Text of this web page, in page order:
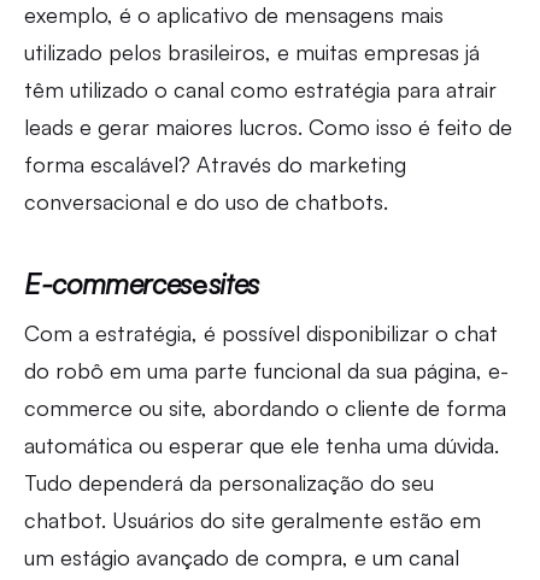
exemplo, é o aplicativo de mensagens mais
utilizado pelos brasileiros, e muitas empresas já
têm utilizado o canal como estratégia para atrair
leads e gerar maiores lucros. Como isso é feito de
forma escalável? Através do marketing
conversacional e do uso de chatbots.
E-commercesesites
Com a estratégia, é possível disponibilizar o chat
do robô em uma parte funcional da sua página, e-
commerce ou site, abordando o cliente de forma
automática ou esperar que ele tenha uma dúvida.
Tudo dependerá da personalização do seu
chatbot. Usuários do site geralmente estão em
um estágio avançado de compra, e um canal